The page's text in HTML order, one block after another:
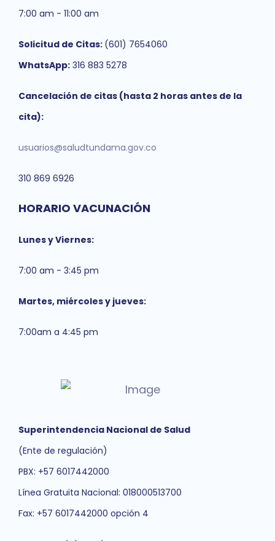
7:00 am - 11:00 am
Solicitud de Citas: (601) 7654060
WhatsApp: 316 883 5278
Cancelación de citas (hasta 2 horas antes de la
cita):
usuarios@saludtundama.gov.co
310 869 6926
HORARIO VACUNACIÓN
Lunes y Viernes:
7:00 am - 3:45 pm
Martes, miércoles y jueves:
7:00am a 4:45 pm
Superintendencia Nacional de Salud
(Ente de regulación)
PBX: +57 6017442000
Línea Gratuita Nacional: 018000513700
Fax: +57 6017442000 opción 4